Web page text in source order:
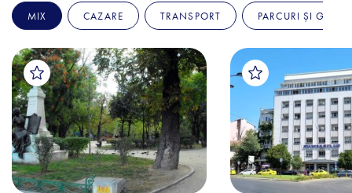
MIX CAZARE TRANSPORT PARCURI ȘI